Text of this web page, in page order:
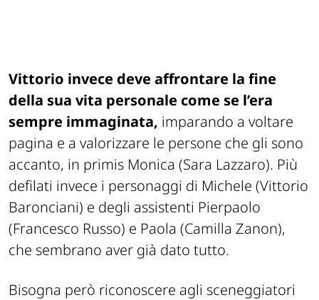
Vittorio invece deve affrontare la fine
della sua vita personale come se l’era
sempre immaginata, imparando a voltare
pagina e a valorizzare le persone che gli sono
accanto, in primis Monica (Sara Lazzaro). Più
defilati invece i personaggi di Michele (Vittorio
Baronciani) e degli assistenti Pierpaolo
(Francesco Russo) e Paola (Camilla Zanon),
che sembrano aver già dato tutto.
Bisogna però riconoscere agli sceneggiatori